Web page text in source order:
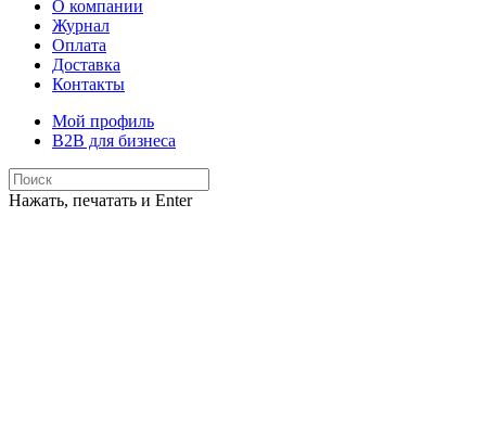
О компании
Журнал
Оплата
Доставка
Контакты
Мой профиль
B2B для бизнеса
Нажать, печатать и Enter